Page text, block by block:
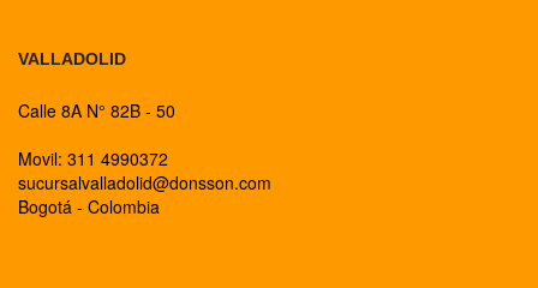
VALLADOLID
Calle 8A N° 82B - 50
Movil: 311 4990372
sucursalvalladolid@donsson.com
Bogotá - Colombia